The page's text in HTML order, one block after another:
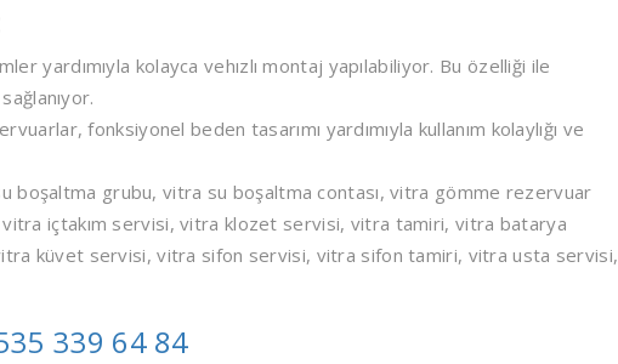
yardımıyla kolayca vehızlı montaj yapılabiliyor. Bu özelliği ile
fonksiyonel beden tasarımı yardımıyla kullanım kolaylığı ve
boşaltma grubu, vitra su boşaltma contası, vitra gömme rezervuar
içtakım servisi, vitra klozet servisi, vitra tamiri, vitra batarya
küvet servisi, vitra sifon servisi, vitra sifon tamiri, vitra usta servisi,
339 64 84